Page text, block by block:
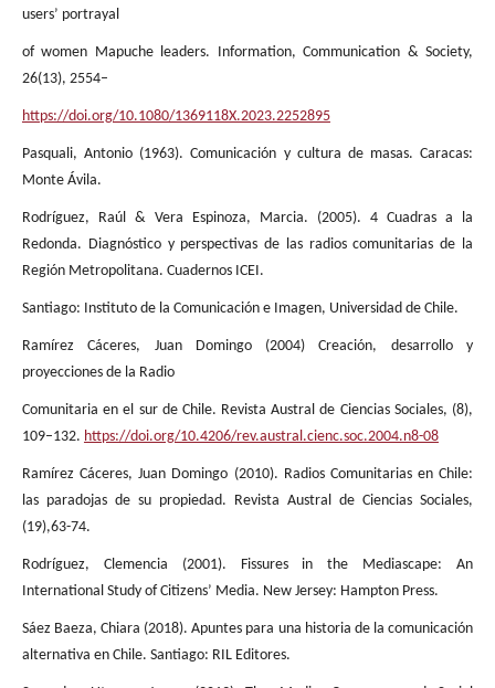
users’ portrayal
of women Mapuche leaders. Information, Communication & Society,
26(13), 2554–
https://doi.org/10.1080/1369118X.2023.2252895
Pasquali, Antonio (1963). Comunicación y cultura de masas. Caracas:
Monte Ávila.
Rodríguez, Raúl & Vera Espinoza, Marcia. (2005). 4 Cuadras a la
Redonda. Diagnóstico y perspectivas de las radios comunitarias de la
Región Metropolitana. Cuadernos ICEI.
Santiago: Instituto de la Comunicación e Imagen, Universidad de Chile.
Ramírez Cáceres, Juan Domingo (2004) Creación, desarrollo y
proyecciones de la Radio
Comunitaria en el sur de Chile. Revista Austral de Ciencias Sociales, (8),
109–132. https://doi.org/10.4206/rev.austral.cienc.soc.2004.n8-08
Ramírez Cáceres, Juan Domingo (2010). Radios Comunitarias en Chile:
las paradojas de su propiedad. Revista Austral de Ciencias Sociales,
(19),63-74.
Rodríguez, Clemencia (2001). Fissures in the Mediascape: An
International Study of Citizens’ Media. New Jersey: Hampton Press.
Sáez Baeza, Chiara (2018). Apuntes para una historia de la comunicación
alternativa en Chile. Santiago: RIL Editores.